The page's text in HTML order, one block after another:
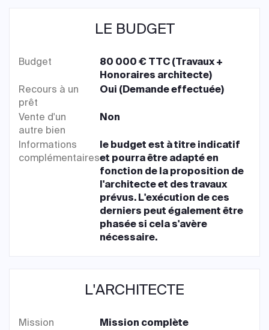
LE BUDGET
Budget
80 000 € TTC (Travaux +
Honoraires architecte)
Recours à un
prêt
Oui (Demande effectuée)
Vente d'un
autre bien
Non
Informations
complémentaires
le budget est à titre indicatif
et pourra être adapté en
fonction de la proposition de
l'architecte et des travaux
prévus. L'exécution de ces
derniers peut également être
phasée si cela s'avère
nécessaire.
L'ARCHITECTE
Mission
Mission complète